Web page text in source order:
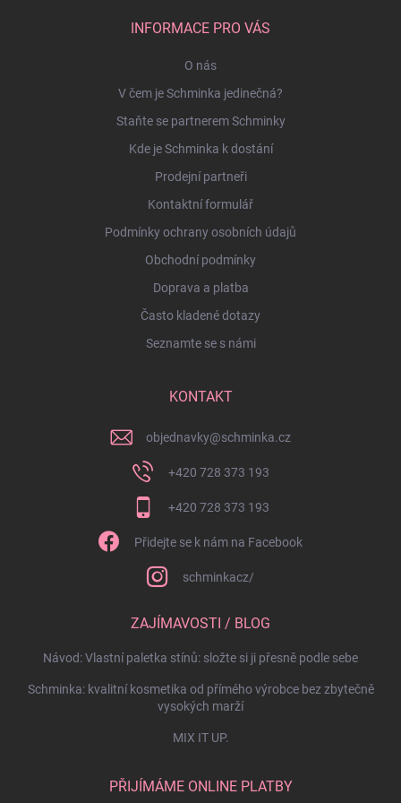
INFORMACE PRO VÁS
O nás
V čem je Schminka jedinečná?
Staňte se partnerem Schminky
Kde je Schminka k dostání
Prodejní partneři
Kontaktní formulář
Podmínky ochrany osobních údajů
Obchodní podmínky
Doprava a platba
Často kladené dotazy
Seznamte se s námi
KONTAKT
objednavky@schminka.cz
+420 728 373 193
+420 728 373 193
Přidejte se k nám na Facebook
schminkacz/
ZAJÍMAVOSTI / BLOG
Návod: Vlastní paletka stínů: složte si ji přesně podle sebe
Schminka: kvalitní kosmetika od přímého výrobce bez zbytečně
vysokých marží
MIX IT UP.
PŘIJÍMÁME ONLINE PLATBY